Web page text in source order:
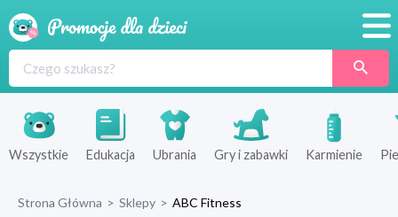
Produkty
Sklepy
Wszystkie Edukacja Ubrania Gry i zabawki Karmienie
Strona Główna > Sklepy > ABC Fitness